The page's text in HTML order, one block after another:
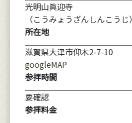
光明山眞迎寺
（こうみょうざんしんこうじ）
所在地
滋賀県大津市仰木2-7-10
googleMAP
参拝時間
要確認
参拝料金